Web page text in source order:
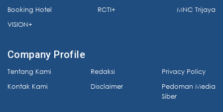
Booking Hotel
VISION+
RCTI+
MNC Trijaya
Company Profile
Tentang Kami
Kontak Kami
Redaksi
Disclaimer
Privacy Policy
Pedoman Media
Siber